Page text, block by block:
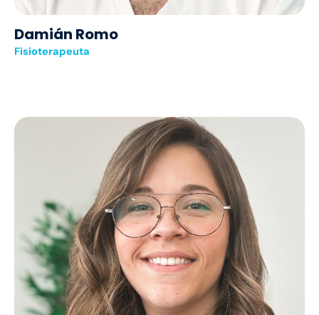
Damián Romo
Fisioterapeuta